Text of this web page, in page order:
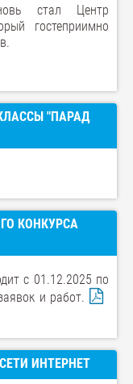
стал Центр
гостеприимно
"ПАРАД
КОНКУРСА
с 01.12.2025 по
и работ.
ИНТЕРНЕТ